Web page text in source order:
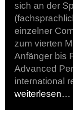
sich an der
einzelner
zum vierten
Anfänger bis
Advanced
international
weiterlesen…